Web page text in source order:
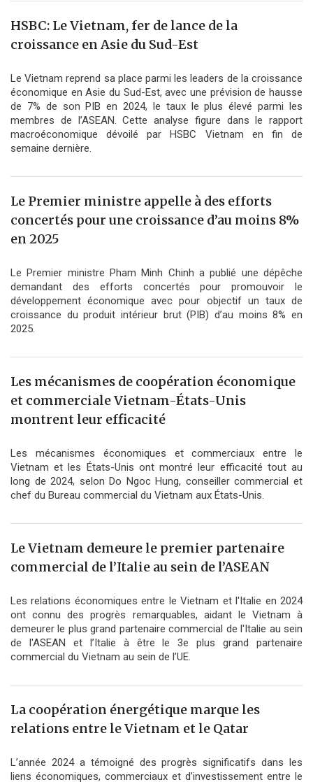
HSBC: Le Vietnam, fer de lance de la
croissance en Asie du Sud-Est
Le Vietnam reprend sa place parmi les leaders de la croissance
économique en Asie du Sud-Est, avec une prévision de hausse
de 7% de son PIB en 2024, le taux le plus élevé parmi les
membres de l’ASEAN. Cette analyse figure dans le rapport
macroéconomique dévoilé par HSBC Vietnam en fin de
semaine dernière.
Le Premier ministre appelle à des efforts
concertés pour une croissance d’au moins 8%
en 2025
Le Premier ministre Pham Minh Chinh a publié une dépêche
demandant des efforts concertés pour promouvoir le
développement économique avec pour objectif un taux de
croissance du produit intérieur brut (PIB) d’au moins 8% en
2025.
Les mécanismes de coopération économique
et commerciale Vietnam-États-Unis
montrent leur efficacité
Les mécanismes économiques et commerciaux entre le
Vietnam et les États-Unis ont montré leur efficacité tout au
long de 2024, selon Do Ngoc Hung, conseiller commercial et
chef du Bureau commercial du Vietnam aux États-Unis.
Le Vietnam demeure le premier partenaire
commercial de l’Italie au sein de l’ASEAN
Les relations économiques entre le Vietnam et l'Italie en 2024
ont connu des progrès remarquables, aidant le Vietnam à
demeurer le plus grand partenaire commercial de l'Italie au sein
de l'ASEAN et l’Italie à être le 3e plus grand partenaire
commercial du Vietnam au sein de l’UE.
La coopération énergétique marque les
relations entre le Vietnam et le Qatar
L’année 2024 a témoigné des progrès significatifs dans les
liens économiques, commerciaux et d’investissement entre le